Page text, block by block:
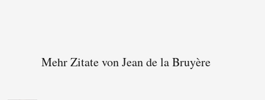
Mehr Zitate von Jean de la Bruyère